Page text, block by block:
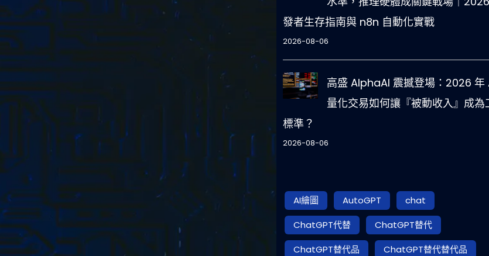
發者生存指南與 n8n 自動化實戰
2026-08-06
高盛 AlphaAI 震撼登場：2026 年
量化交易如何讓『被動收入』成為
標準？
2026-08-06
AI繪圖 AutoGPT
chat
ChatGPT代替
ChatGPT替代
ChatGPT替代品
ChatGPT替代替代品